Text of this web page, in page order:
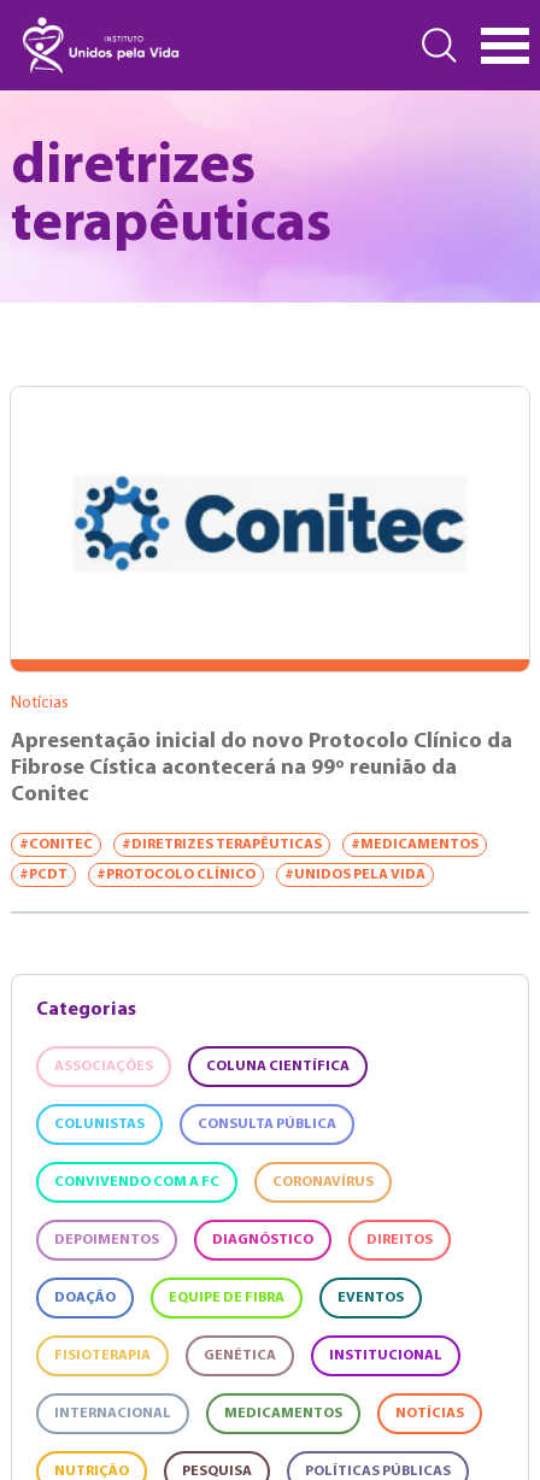
diretrizes
terapêuticas
Notícias
Apresentação inicial do novo Protocolo Clínico da
Fibrose Cística acontecerá na 99º reunião da
Conitec
#CONITEC #DIRETRIZES TERAPÊUTICAS #MEDICAMENTOS
#PCDT #PROTOCOLO CLÍNICO #UNIDOS PELA VIDA
Categorias
ASSOCIAÇÕES COLUNA CIENTÍFICA
COLUNISTAS CONSULTA PÚBLICA
CONVIVENDO COM A FC CORONAVÍRUS
DEPOIMENTOS DIAGNÓSTICO DIREITOS
DOAÇÃO EQUIPE DE FIBRA EVENTOS
FISIOTERAPIA GENÉTICA INSTITUCIONAL
INTERNACIONAL MEDICAMENTOS NOTÍCIAS
NUTRIÇÃO PESQUISA POLÍTICAS PÚBLICAS